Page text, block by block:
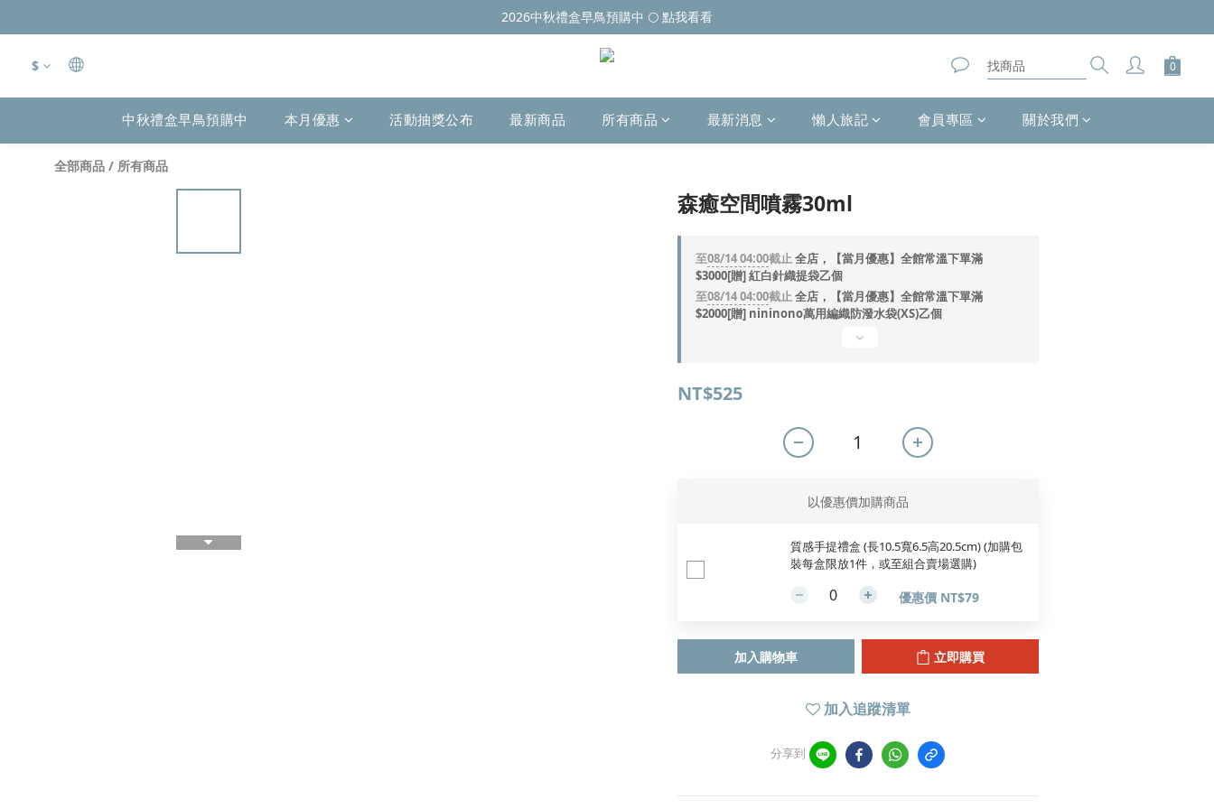
2026中秋禮盒早鳥預購中 🌕 點我看看
$
中秋禮盒早鳥預購中 本月優惠 活動抽獎公布 最新商品 所有商品 最新消息 懶人旅記 會員專區 關於我們
全部商品 / 所有商品
森癒空間噴霧30ml
至08/14 04:00截止全店，【當月優惠】全館常溫下單滿
$3000[贈] 紅白針織提袋乙個
至08/14 04:00截止全店，【當月優惠】全館常溫下單滿
$2000[贈] nininono萬用編織防潑水袋(XS)乙個
NT$525
以優惠價加購商品
質感手提禮盒 (長10.5寬6.5高20.5cm) (加購包
裝每盒限放1件，或至組合賣場選購)
優惠價 NT$79
加入購物車 立即購買
加入追蹤清單
分享到